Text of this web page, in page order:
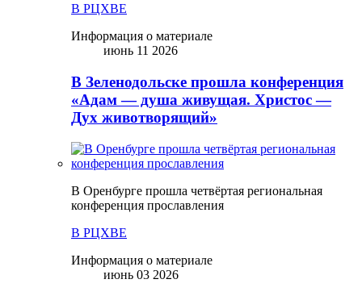
В РЦХВЕ
Информация о материале
июнь 11 2026
В Зеленодольске прошла конференция
«Адам — душа живущая. Христос —
Дух животворящий»
В Оренбурге прошла четвёртая региональная
конференция прославления
В РЦХВЕ
Информация о материале
июнь 03 2026